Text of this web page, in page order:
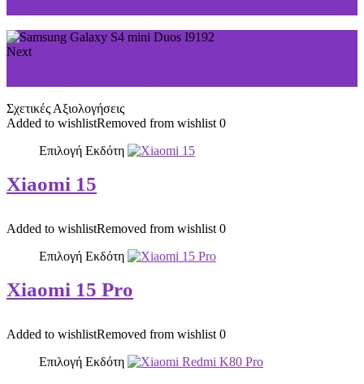
Next
Σχετικές Αξιολογήσεις
Added to wishlistRemoved from wishlist 0
Επιλογή Εκδότη
Xiaomi 15
Added to wishlistRemoved from wishlist 0
Επιλογή Εκδότη
Xiaomi 15 Pro
Added to wishlistRemoved from wishlist 0
Επιλογή Εκδότη